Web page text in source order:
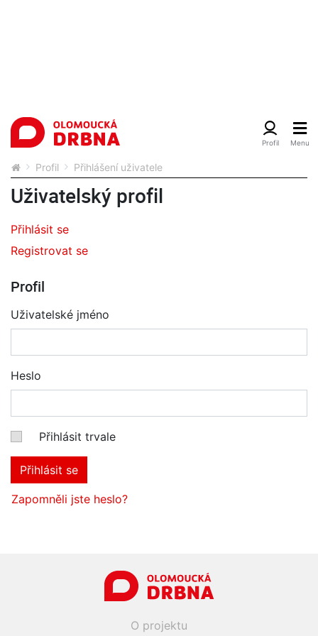
Profil Přihlášení uživatele
Uživatelský profil
Přihlásit se
Registrovat se
Profil
Uživatelské jméno
Heslo
Přihlásit trvale
Přihlásit se
Zapomněli jste heslo?
O projektu